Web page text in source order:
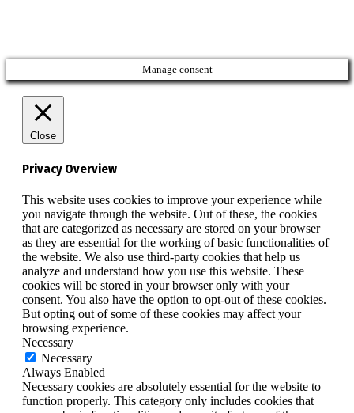
Manage consent
Close
Privacy Overview
This website uses cookies to improve your experience while
you navigate through the website. Out of these, the cookies
that are categorized as necessary are stored on your browser
as they are essential for the working of basic functionalities of
the website. We also use third-party cookies that help us
analyze and understand how you use this website. These
cookies will be stored in your browser only with your
consent. You also have the option to opt-out of these cookies.
But opting out of some of these cookies may affect your
browsing experience.
Necessary
Necessary
Always Enabled
Necessary cookies are absolutely essential for the website to
function properly. This category only includes cookies that